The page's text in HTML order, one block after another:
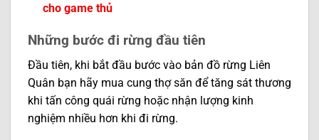
cho game thủ
Những bước đi rừng đầu tiên
Đầu tiên, khi bắt đầu bước vào bản đồ rừng Liên
Quân bạn hãy mua cung thợ săn để tăng sát thương
khi tấn công quái rừng hoặc nhận lượng kinh
nghiệm nhiều hơn khi đi rừng.